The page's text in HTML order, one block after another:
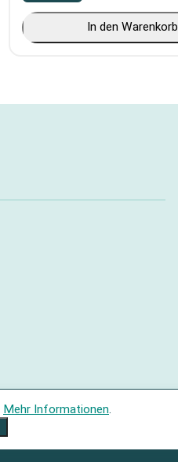
In den Warenkorb
Mehr Informationen.